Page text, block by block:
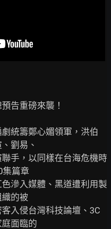
告重磅來襲！
統籌鄭心媚領軍，洪伯
劉易、
手，以同樣在台海危機時
集篇章
滲入媒體、黑道遭利用製
的被
入侵台灣科技論壇、3C
面臨的